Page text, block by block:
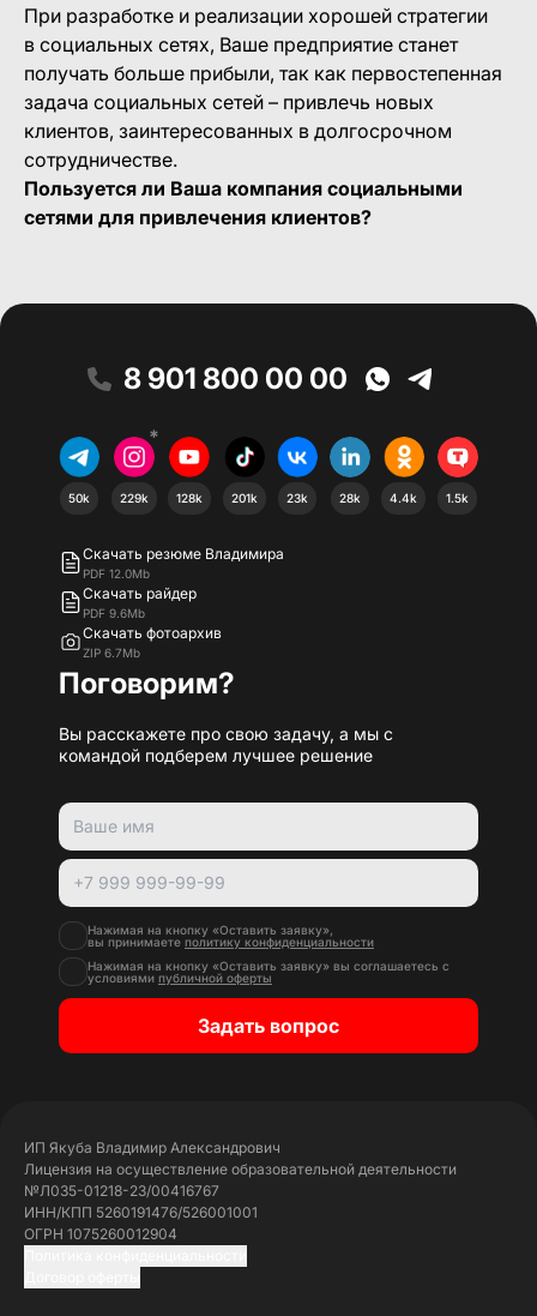
При разработке и реализации хорошей стратегии
в социальных сетях, Ваше предприятие станет
получать больше прибыли, так как первостепенная
задача социальных сетей – привлечь новых
клиентов, заинтересованных в долгосрочном
сотрудничестве.
Пользуется ли Ваша компания социальными
сетями для привлечения клиентов?
8 901 800 00 00
50k
*
229k 128k 201k 23k 28k 4.4k 1.5k
Скачать резюме Владимира
PDF 12.0Mb
Скачать райдер
PDF 9.6Mb
Скачать фотоархив
ZIP 6.7Mb
Поговорим?
Вы расскажете про свою задачу, а мы с
командой подберем лучшее решение
Нажимая на кнопку «Оставить заявку»,
вы принимаете политику конфиденциальности
Нажимая на кнопку «Оставить заявку» вы соглашаетесь с
условиями публичной оферты
Задать вопрос
ИП Якуба Владимир Александрович
Лицензия на осуществление образовательной деятельности
№Л035-01218-23/00416767
ИНН/КПП 5260191476/526001001
ОГРН 1075260012904